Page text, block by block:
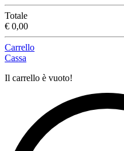
Totale
€ 0,00
Carrello
Cassa
Il carrello è vuoto!